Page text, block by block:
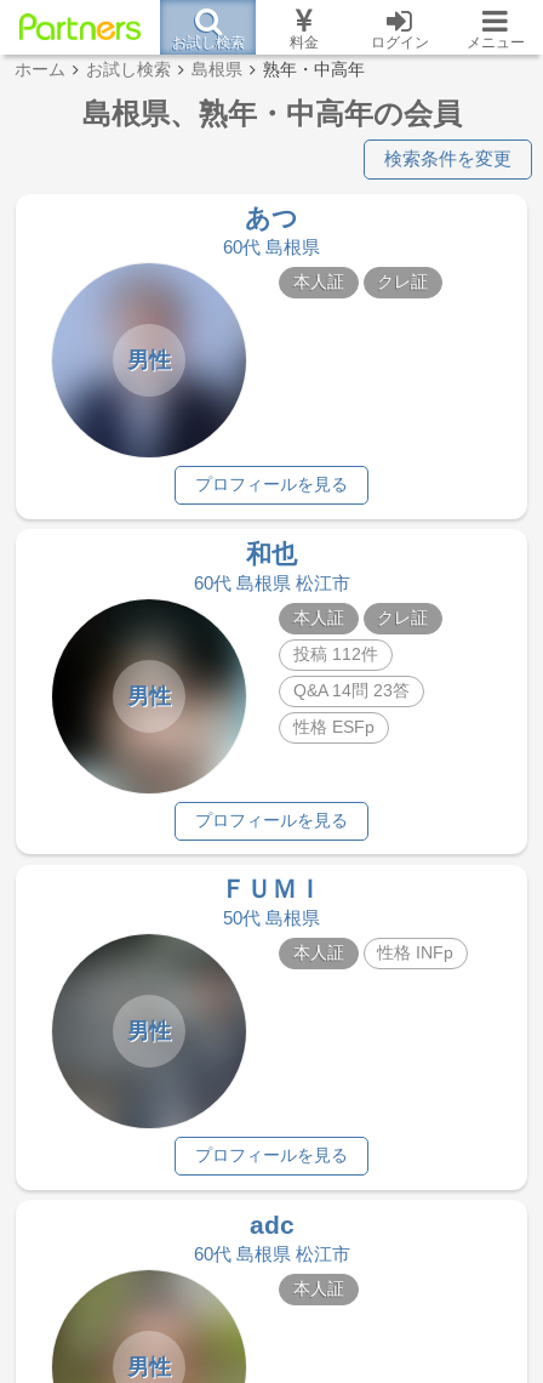
お試し検索 料金 ログイン メニュー
ホーム お試し検索 島根県 熟年・中高年
島根県、熟年・中高年の会員
検索条件を変更
あつ
60代 島根県
男性
本人証 クレ証
プロフィールを見る
和也
60代 島根県 松江市
男性
本人証
クレ証
投稿 112件
Q&A 14問 23答
性格 ESFp
プロフィールを見る
ＦＵＭＩ
50代 島根県
男性
本人証 性格 INFp
プロフィールを見る
adc
60代 島根県 松江市
男性
本人証